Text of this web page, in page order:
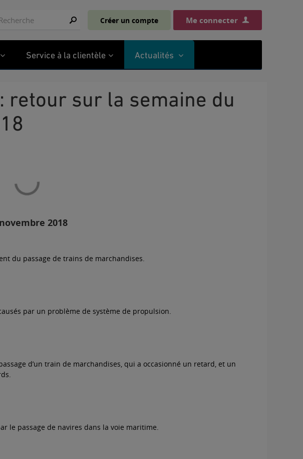
Créer un compte Me connecter
Service à la clientèle Actualités
2018
du passage de trains de marchandises.
par un problème de système de propulsion.
d’un train de marchandises, qui a occasionné un retard, et un
le passage de navires dans la voie maritime.